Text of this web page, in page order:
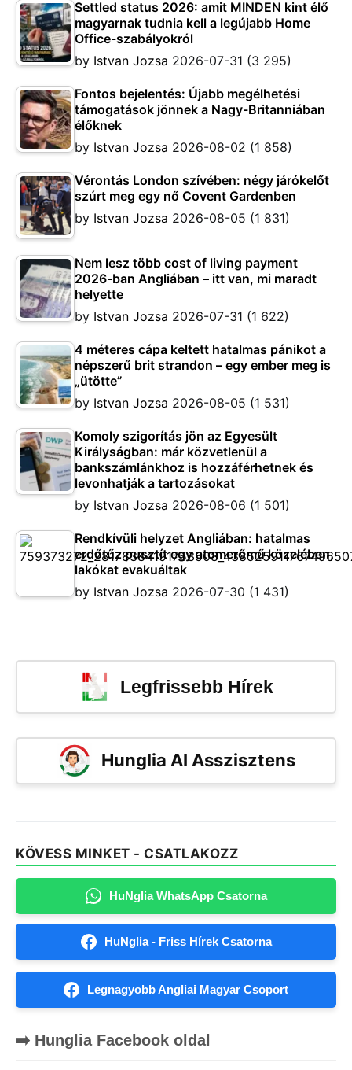
Settled status 2026: amit MINDEN kint élő
magyarnak tudnia kell a legújabb Home
Office-szabályokról
by Istvan Jozsa 2026-07-31 (3 295)
Fontos bejelentés: Újabb megélhetési
támogatások jönnek a Nagy-Britanniában
élőknek
by Istvan Jozsa 2026-08-02 (1 858)
Vérontás London szívében: négy járókelőt
szúrt meg egy nő Covent Gardenben
by Istvan Jozsa 2026-08-05 (1 831)
Nem lesz több cost of living payment
2026-ban Angliában – itt van, mi maradt
helyette
by Istvan Jozsa 2026-07-31 (1 622)
4 méteres cápa keltett hatalmas pánikot a
népszerű brit strandon – egy ember meg is
„ütötte”
by Istvan Jozsa 2026-08-05 (1 531)
Komoly szigorítás jön az Egyesült
Királyságban: már közvetlenül a
bankszámlánkhoz is hozzáférhetnek és
levonhatják a tartozásokat
by Istvan Jozsa 2026-08-06 (1 501)
Rendkívüli helyzet Angliában: hatalmas
erdőtűz pusztít egy atomerőmű közelében,
lakókat evakuáltak
by Istvan Jozsa 2026-07-30 (1 431)
Legfrissebb Hírek
Hunglia AI Asszisztens
KÖVESS MINKET - CSATLAKOZZ
HuNglia WhatsApp Csatorna
HuNglia - Friss Hírek Csatorna
Legnagyobb Angliai Magyar Csoport
➡️ Hunglia Facebook oldal